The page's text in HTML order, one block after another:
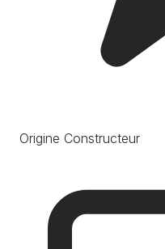
Origine Constructeur